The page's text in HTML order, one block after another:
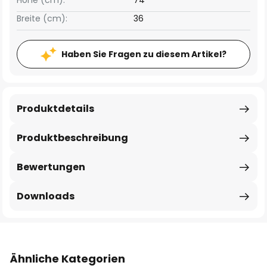
Breite (cm): 36
Haben Sie Fragen zu diesem Artikel?
Produktbeschreibung
Produktdetails
Bewertungen
Downloads
Ähnliche Kategorien